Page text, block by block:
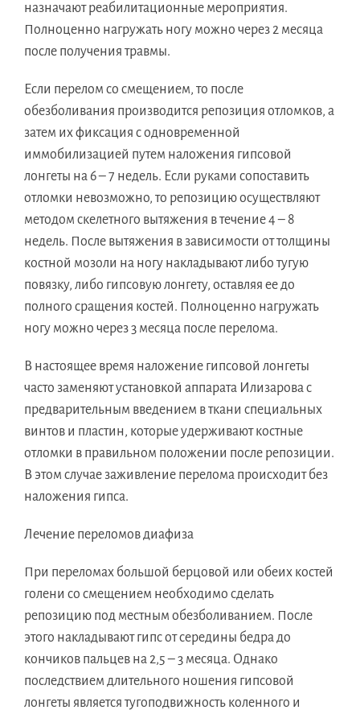
назначают реабилитационные мероприятия.
Полноценно нагружать ногу можно через 2 месяца
после получения травмы.
Если перелом со смещением, то после
обезболивания производится репозиция отломков, а
затем их фиксация с одновременной
иммобилизацией путем наложения гипсовой
лонгеты на 6 – 7 недель. Если руками сопоставить
отломки невозможно, то репозицию осуществляют
методом скелетного вытяжения в течение 4 – 8
недель. После вытяжения в зависимости от толщины
костной мозоли на ногу накладывают либо тугую
повязку, либо гипсовую лонгету, оставляя ее до
полного сращения костей. Полноценно нагружать
ногу можно через 3 месяца после перелома.
В настоящее время наложение гипсовой лонгеты
часто заменяют установкой аппарата Илизарова с
предварительным введением в ткани специальных
винтов и пластин, которые удерживают костные
отломки в правильном положении после репозиции.
В этом случае заживление перелома происходит без
наложения гипса.
Лечение переломов диафиза
При переломах большой берцовой или обеих костей
голени со смещением необходимо сделать
репозицию под местным обезболиванием. После
этого накладывают гипс от середины бедра до
кончиков пальцев на 2,5 – 3 месяца. Однако
последствием длительного ношения гипсовой
лонгеты является тугоподвижность коленного и